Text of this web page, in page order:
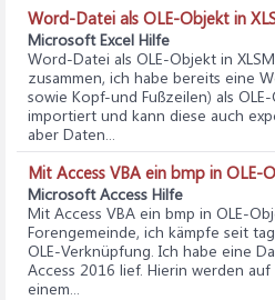
Word-Datei als OLE-Objekt in
Microsoft Excel Hilfe
Word-Datei als OLE-Objekt in
zusammen, ich habe bereits eine
sowie Kopf-und Fußzeilen) als
importiert und kann diese auch
aber Daten...
Mit Access VBA ein bmp in OLE-
Microsoft Access Hilfe
Mit Access VBA ein bmp in OLE-
Forengemeinde, ich kämpfe seit
OLE-Verknüpfung. Ich habe eine
Access 2016 lief. Hierin werden
einem...